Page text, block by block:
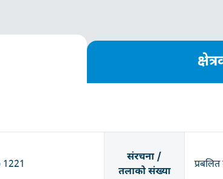
संरचना /
तलाको संख्या